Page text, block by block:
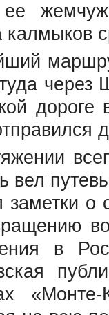
ее
калмыков
вел
заметки о
в
«Монте-